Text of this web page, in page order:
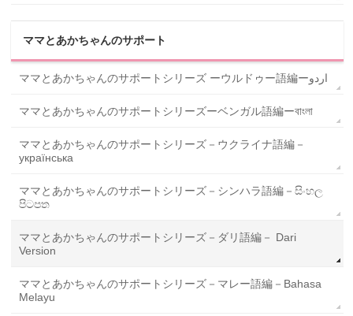
ママとあかちゃんのサポート
ママとあかちゃんのサポートシリーズ ーウルドゥー語編ーاردو
ママとあかちゃんのサポートシリーズーベンガル語編ーবাংলা
ママとあかちゃんのサポートシリーズ－ウクライナ語編－
українська
ママとあかちゃんのサポートシリーズ－シンハラ語編－සිංහල
පිටපත
ママとあかちゃんのサポートシリーズ－ダリ語編－ Dari
Version
ママとあかちゃんのサポートシリーズ－マレー語編－Bahasa
Melayu